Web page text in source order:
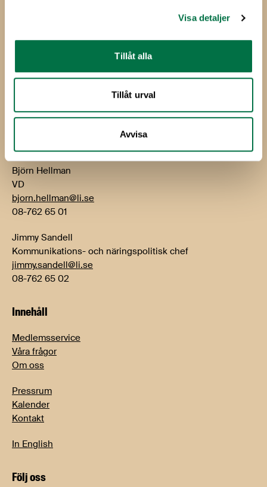
Visa detaljer
Tillåt alla
Tillåt urval
Avvisa
Besök: Storgatan 19
Telefon: 08-762 65 00
Björn Hellman
VD
bjorn.hellman@li.se
08-762 65 01
Jimmy Sandell
Kommunikations- och näringspolitisk chef
jimmy.sandell@li.se
08-762 65 02
Innehåll
Medlemsservice
Våra frågor
Om oss
Pressrum
Kalender
Kontakt
In English
Följ oss